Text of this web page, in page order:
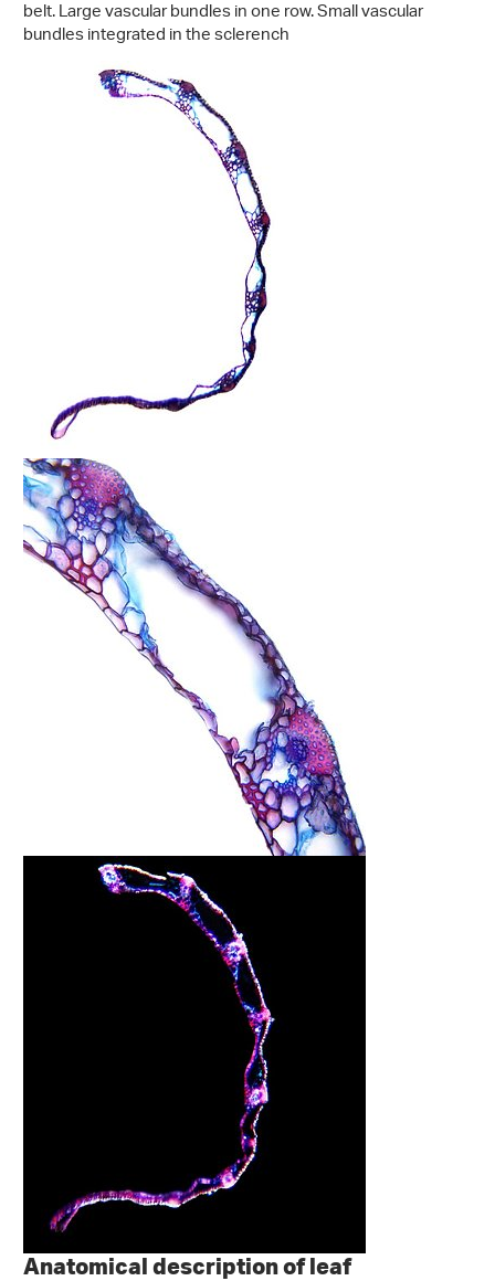
belt. Large vascular bundles in one row. Small vascular
bundles integrated in the sclerench
Anatomical description of leaf